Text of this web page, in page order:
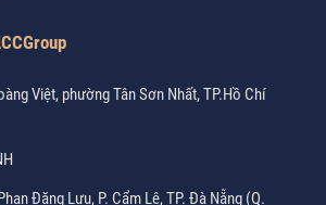
Việt, phường Tân Sơn Nhất, TP.Hồ Chí
Đăng Lưu, P. Cẩm Lệ, TP. Đà Nẵng (Q.